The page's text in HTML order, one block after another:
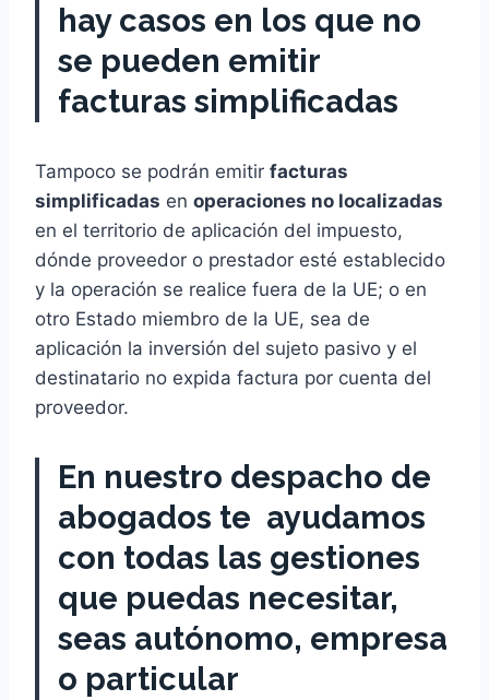
hay casos en los que no
se pueden emitir
facturas simplificadas
Tampoco se podrán emitir facturas
simplificadas en operaciones no localizadas
en el territorio de aplicación del impuesto,
dónde proveedor o prestador esté establecido
y la operación se realice fuera de la UE; o en
otro Estado miembro de la UE, sea de
aplicación la inversión del sujeto pasivo y el
destinatario no expida factura por cuenta del
proveedor.
En nuestro despacho de
abogados te ayudamos
con todas las gestiones
que puedas necesitar,
seas autónomo, empresa
o particular